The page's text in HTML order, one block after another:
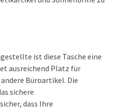
ist diese Tasche eine
ausreichend Platz für
Büroartikel. Die
sichere
dass Ihre